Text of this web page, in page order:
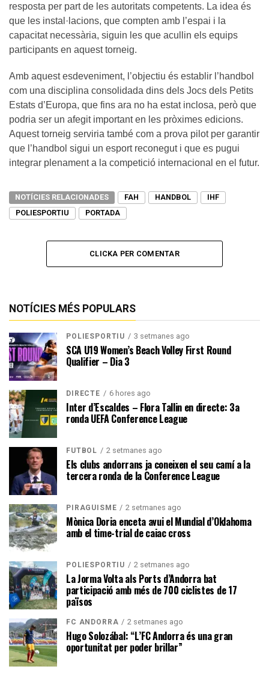
resposta per part de les autoritats competents. La idea és
que les instal·lacions, que compten amb l’espai i la
capacitat necessària, siguin les que acullin els equips
participants en aquest torneig.
Amb aquest esdeveniment, l’objectiu és establir l’handbol
com una disciplina consolidada dins dels Jocs dels Petits
Estats d’Europa, que fins ara no ha estat inclosa, però que
podria ser un afegit important en les pròximes edicions.
Aquest torneig serviria també com a prova pilot per garantir
que l’handbol sigui un esport reconegut i que es pugui
integrar plenament a la competició internacional en el futur.
NOTÍCIES RELACIONADES FAH HANDBOL
IHF
POLIESPORTIU
PORTADA
CLICKA PER COMENTAR
NOTÍCIES MÉS POPULARS
POLIESPORTIU 3 setmanes ago
SCA U19 Women’s Beach Volley First Round
Qualifier – Dia 3
DIRECTE 6 hores ago
Inter d’Escaldes – Flora Tallin en directe: 3a
ronda UEFA Conference League
FUTBOL 2 setmanes ago
Els clubs andorrans ja coneixen el seu camí a la
tercera ronda de la Conference League
PIRAGÜISME 2 setmanes ago
Mònica Doria enceta avui el Mundial d’Oklahoma
amb el time-trial de caiac cross
POLIESPORTIU 2 setmanes ago
La Jorma Volta als Ports d’Andorra bat
participació amb més de 700 ciclistes de 17
països
FC ANDORRA 2 setmanes ago
Hugo Solozábal: “L’FC Andorra és una gran
oportunitat per poder brillar”